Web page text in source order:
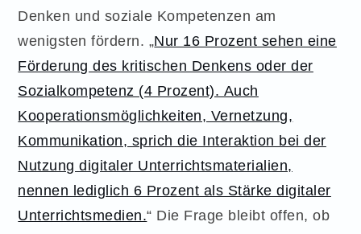
Denken und soziale Kompetenzen am
wenigsten fördern. „Nur 16 Prozent sehen eine
Förderung des kritischen Denkens oder der
Sozialkompetenz (4 Prozent). Auch
Kooperationsmöglichkeiten, Vernetzung,
Kommunikation, sprich die Interaktion bei der
Nutzung digitaler Unterrichtsmaterialien,
nennen lediglich 6 Prozent als Stärke digitaler
Unterrichtsmedien.“ Die Frage bleibt offen, ob